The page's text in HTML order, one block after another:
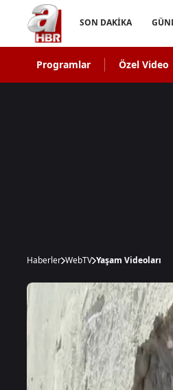
SON DAKİKA
Programlar Özel Video
Haberler WebTV Yaşam Videoları